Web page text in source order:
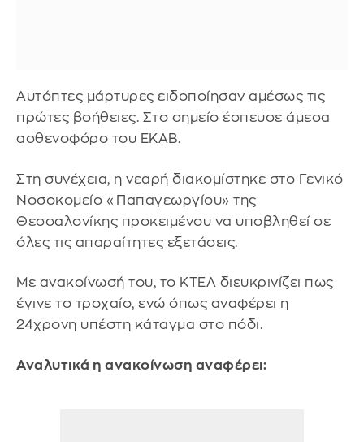
Αυτόπτες μάρτυρες ειδοποίησαν αμέσως τις
πρώτες βοήθειες. Στο σημείο έσπευσε άμεσα
ασθενοφόρο του ΕΚΑΒ.
Στη συνέχεια, η νεαρή διακομίστηκε στο Γενικό
Νοσοκομείο «Παπαγεωργίου» της
Θεσσαλονίκης προκειμένου να υποβληθεί σε
όλες τις απαραίτητες εξετάσεις.
Με ανακοίνωσή του, το ΚΤΕΛ διευκρινίζει πως
έγινε το τροχαίο, ενώ όπως αναφέρει η
24χρονη υπέστη κάταγμα στο πόδι.
Αναλυτικά η ανακοίνωση αναφέρει: